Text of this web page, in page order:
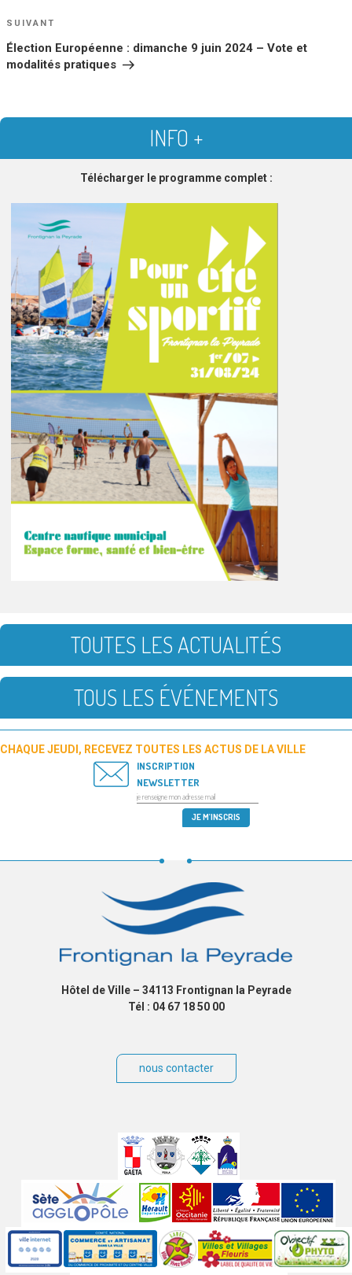
Article
SUIVANT
Élection Européenne : dimanche 9 juin 2024 – Vote et
modalités pratiques
INFO +
Télécharger le programme complet :
TOUTES LES ACTUALITÉS
TOUS LES ÉVÉNEMENTS
CHAQUE JEUDI, RECEVEZ TOUTES LES ACTUS DE LA VILLE
INSCRIPTION
NEWSLETTER
Hôtel de Ville – 34113 Frontignan la Peyrade
Tél : 04 67 18 50 00
nous contacter
partenaires
Labels